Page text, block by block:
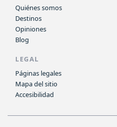
Quiénes somos
Destinos
Opiniones
Blog
LEGAL
Páginas legales
Mapa del sitio
Accesibilidad